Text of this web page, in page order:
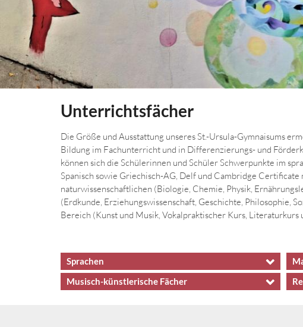
Unterrichtsfächer
Die Größe und Ausstattung unseres St.-Ursula-Gymnaisums
Bildung im Fachunterricht und in Differenzierungs- und
können sich die Schülerinnen und Schüler Schwerpunkte im
Spanisch sowie Griechisch-AG, Delf und Cambridge
naturwissenschaftlichen (Biologie, Chemie, Physik,
(Erdkunde, Erziehungswissenschaft, Geschichte, Philosophie,
Bereich (Kunst und Musik, Vokalpraktischer Kurs,
Sprachen
Musisch-künstlerische Fächer